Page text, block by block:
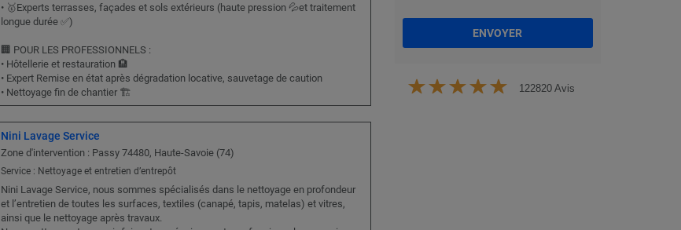
• 🥇Experts terrasses, façades et sols extérieurs (haute pression 💦et traitement
longue durée ✅)
🏢 POUR LES PROFESSIONNELS :
• Hôtellerie et restauration 🏨
• Expert Remise en état après dégradation locative, sauvetage de caution
• Nettoyage fin de chantier 🏗️
Nini Lavage Service
Zone d'intervention : Passy 74480, Haute-Savoie (74)
Service : Nettoyage et entretien d’entrepôt
Nini Lavage Service, nous sommes spécialisés dans le nettoyage en profondeur
et l’entretien de toutes les surfaces, textiles (canapé, tapis, matelas) et vitres,
ainsi que le nettoyage après travaux.
ENVOYER
122820 Avis